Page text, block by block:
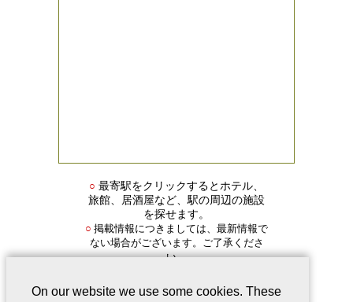
○ 最寄駅をクリックするとホテル、
旅館、居酒屋など、駅の周辺の施設
を探せます。
○ 掲載情報につきましては、最新情報で
ない場合がございます。ご了承くださ
い。
On our website we use some cookies. These